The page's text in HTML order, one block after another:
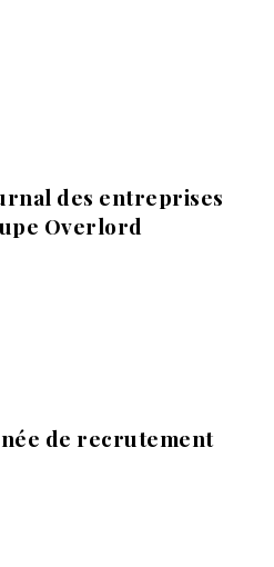
des entreprises
Overlord
de recrutement